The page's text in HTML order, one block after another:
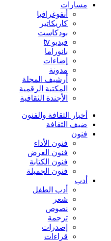
مسارات
أنفوغرافيا
كاريكاتير
بودكاست
فيديو tv
بانوراما
إضاءات
مدونة
أرشيف المجلة
المكتبة الرقمية
الأجندة الثقافية
أخبار الثقافة والفنون
ضيف الثقافة
فنون
فنون الأداء
فنون العرض
فنون الكتابة
فنون الجميلة
أدب
أدب الطفل
شعر
نصوص
ترجمة
إصدرات
قراءات